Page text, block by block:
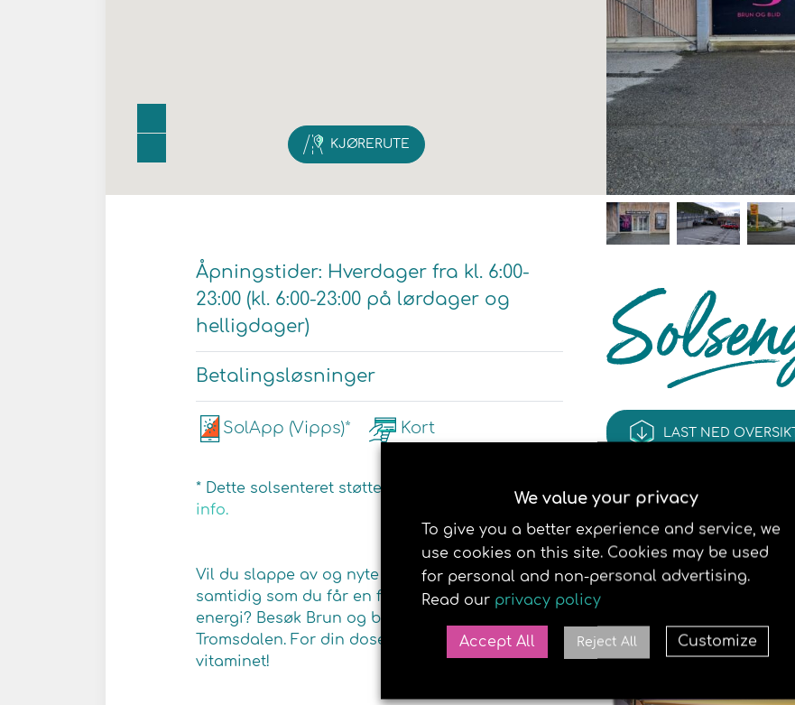
KJØRERUTE
Åpningstider: Hverdager fra kl. 6:00-
23:00 (kl. 6:00-23:00 på lørdager og
helligdager)
Betalingsløsninger
SolApp (Vipps)* Kort
* Dette solsenteret støtter Vipps.
Se her for mer
info.
Vil du slappe av og nyte en behagelig soltime,
samtidig som du får en flott brunfarge og
energi? Besøk Brun og blid solarium i Amfi
Tromsdalen. For din dose av det viktige D-
vitaminet!
LAST NED OVERSIKT
We value your privacy
To give you a better experience and service, we
use cookies on this site. Cookies may be used
for personal and non-personal advertising.
Read our privacy policy
Accept All Reject All Customize